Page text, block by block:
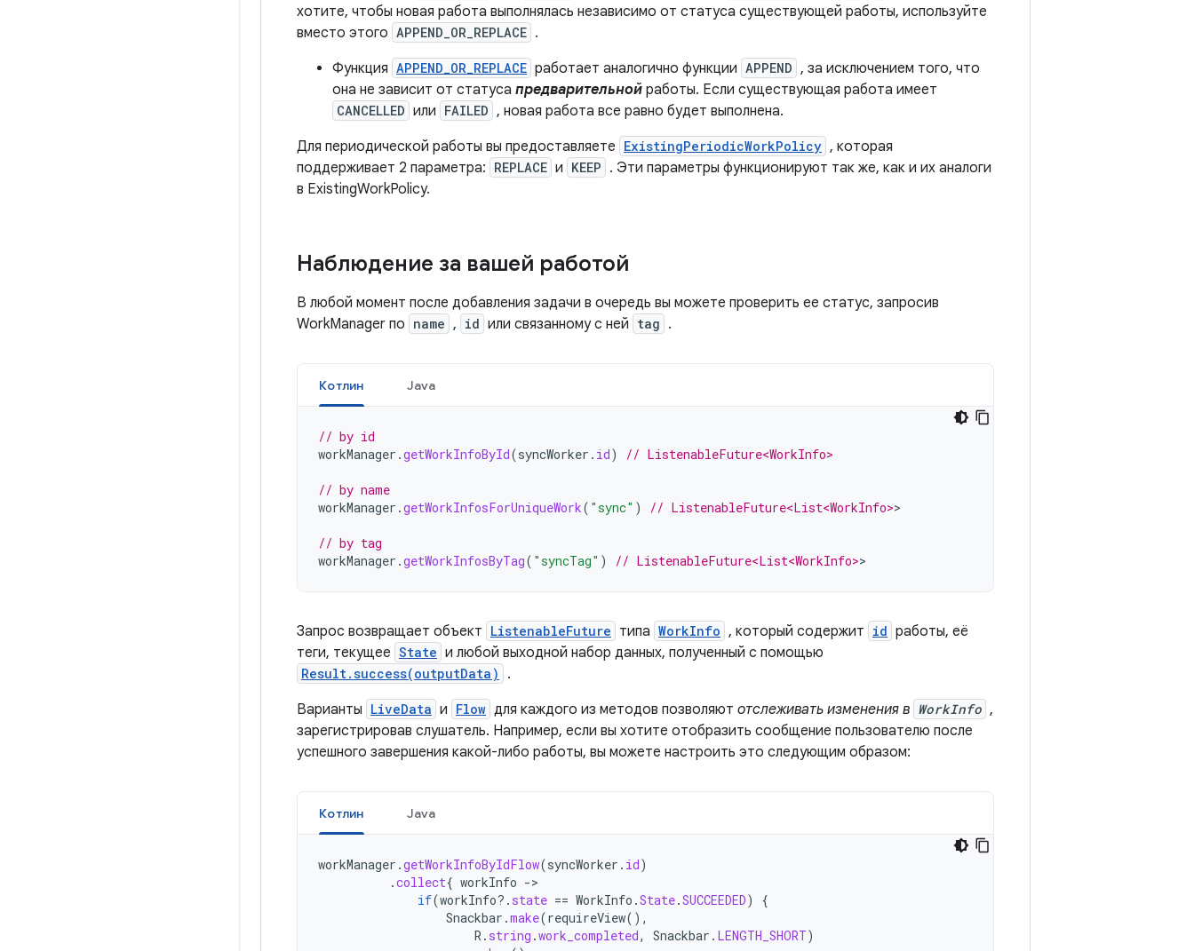
хотите, чтобы новая работа выполнялась независимо от статуса существующей работы, используйте
вместо этого APPEND_OR_REPLACE .
Функция APPEND_OR_REPLACE работает аналогично функции APPEND , за исключением того, что
она не зависит от статуса предварительной работы. Если существующая работа имеет
CANCELLED или FAILED , новая работа все равно будет выполнена.
Для периодической работы вы предоставляете ExistingPeriodicWorkPolicy , которая
поддерживает 2 параметра: REPLACE и KEEP . Эти параметры функционируют так же, как и их аналоги
в ExistingWorkPolicy.
Наблюдение за вашей работой
В любой момент после добавления задачи в очередь вы можете проверить ее статус, запросив
WorkManager по name , id или связанному с ней tag .
Котлин Java
// by id
workManager .getWorkInfoById(syncWorker . id) // ListenableFuture<WorkInfo>
// by name
workManager .getWorkInfosForUniqueWork( "sync" ) // ListenableFuture<List<WorkInfo>>
// by tag
workManager .getWorkInfosByTag( "syncTag" ) // ListenableFuture<List<WorkInfo>
Запрос возвращает объект ListenableFuture типа WorkInfo , который содержит id работы, её
теги, текущее State и любой выходной набор данных, полученный с помощью
Result.success(outputData)
.
Варианты LiveData и Flow для каждого из методов позволяют отслеживать изменения в WorkInfo ,
зарегистрировав слушатель. Например, если вы хотите отобразить сообщение пользователю после
успешного завершения какой-либо работы, вы можете настроить это следующим образом:
Котлин Java
workManager .getWorkInfoByIdFlow(syncWorker . id)
.collect{ workInfo -
if(workInfo?. state == WorkInfo .State.SUCCEEDED)
{
Snackbar .make(requireView(),
R . string .work_completed, Snackbar . LENGTH_SHORT)